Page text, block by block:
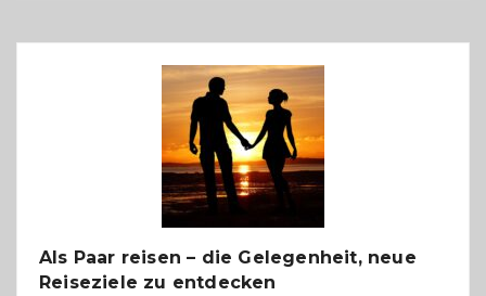
Als Paar reisen – die Gelegenheit, neue
Reiseziele zu entdecken